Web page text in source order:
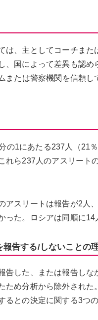
は、主としてコーチま
、国によって差異も認
または警察機関を信頼
の1にあたる237人（21
れら237人のアスリート
アスリートは報告が2人
った。ロシアは同順に14
報告する/しないことの
告した、または報告し
ため分析から除外され
るとの決定に関する3つ